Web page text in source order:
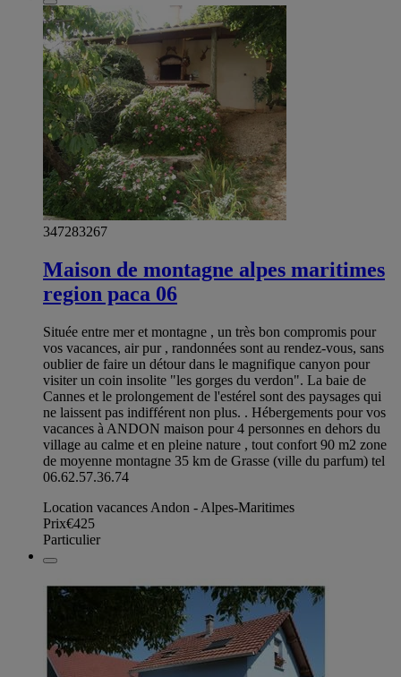
347283267
Maison de montagne alpes maritimes
region paca 06
Située entre mer et montagne , un très bon compromis pour
vos vacances, air pur , randonnées sont au rendez-vous, sans
oublier de faire un détour dans le magnifique canyon pour
visiter un coin insolite "les gorges du verdon". La baie de
Cannes et le prolongement de l'estérel sont des paysages qui
ne laissent pas indifférent non plus. . Hébergements pour vos
vacances à ANDON maison pour 4 personnes en dehors du
village au calme et en pleine nature , tout confort 90 m2 zone
de moyenne montagne 35 km de Grasse (ville du parfum) tel
06.62.57.36.74
Location vacances Andon - Alpes-Maritimes
Prix€425
Particulier